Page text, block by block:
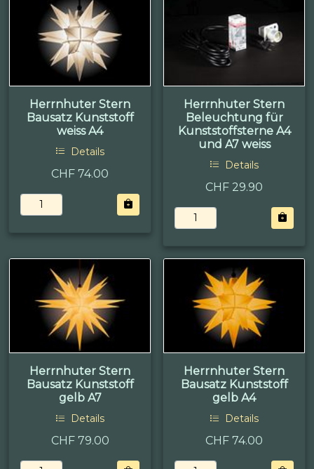
Herrnhuter Stern
Bausatz Kunststoff
weiss A4
Details
CHF 74.00
Herrnhuter Stern
Beleuchtung für
Kunststoffsterne A4
und A7 weiss
Details
CHF 29.90
Herrnhuter Stern
Bausatz Kunststoff
gelb A7
Details
CHF 79.00
Herrnhuter Stern
Bausatz Kunststoff
gelb A4
Details
CHF 74.00